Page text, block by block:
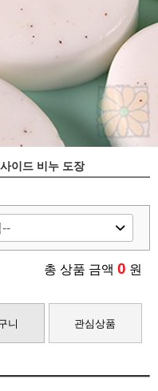
이드 비누 도장
총 상품 금액 0 원
니 관심상품